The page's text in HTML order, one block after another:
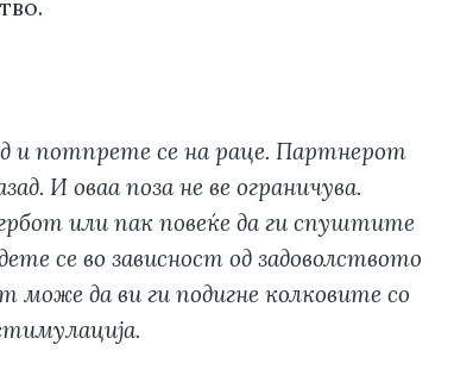
и потпрете се на раце. Партнерот
И оваа поза не ве ограничува.
или пак повеќе да ги спуштите
се во зависност од задоволството
да ви ги подигне колковите со